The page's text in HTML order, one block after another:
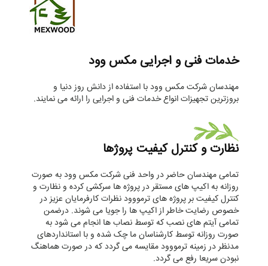
خدمات فنی و اجرایی مکس وود
مهندسان شرکت مکس وود با استفاده از دانش روز دنیا و
بروزترین تجهیزات انواع خدمات فنی و اجرایی را ارائه می نمایند.
نظارت و کنترل کیفیت پروژها
تمامی مهندسان حاضر در واحد فنی شرکت مکس وود به صورت
روزانه به اکیپ های مستقر در پروژه ها سرکشی کرده و نظارت و
کنترل کیفیت بر پروژه های ترمووود نظرات کارفرمایان عزیز در
خصوص رضایت خاطر از اکیپ ها را جویا می شوند. درضمن
تمامی آیتم های نصب که توسط نصاب ها انجام می شود به
صورت روزانه توسط کارشناسان ما چک شده و با استانداردهای
مدنظر در زمینه ترمووود مقایسه می گردد که در صورت هماهنگ
نبودن سریعا رفع می گردد.